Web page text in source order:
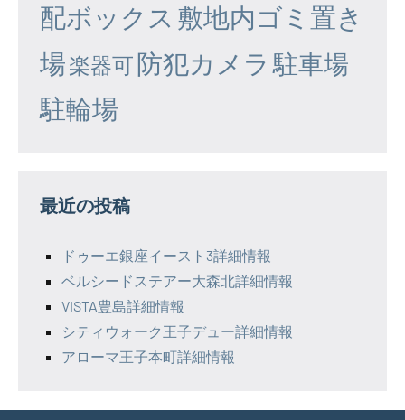
配ボックス 敷地内ゴミ置き
場楽器可防犯カメラ 駐車場
駐輪場
最近の投稿
ドゥーエ銀座イースト3詳細情報
ベルシードステアー大森北詳細情報
VISTA豊島詳細情報
シティウォーク王子デュー詳細情報
アローマ王子本町詳細情報